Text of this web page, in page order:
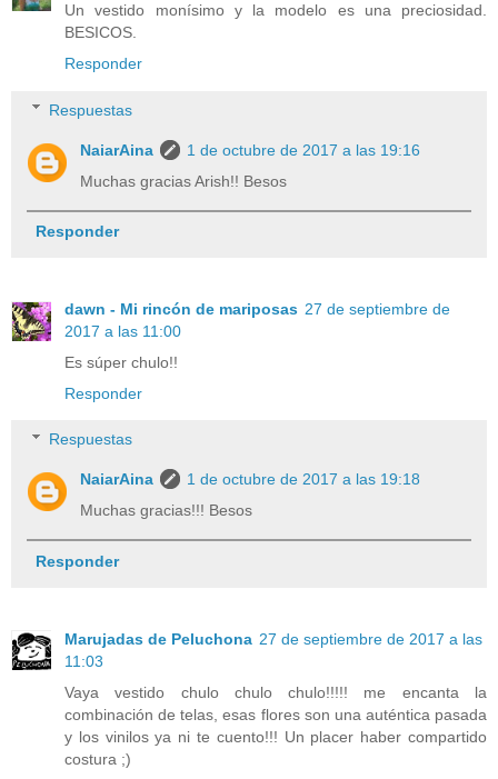
Un vestido monísimo y la modelo es una preciosidad.
BESICOS.
Responder
Respuestas
NaiarAina
1 de octubre de 2017 a las 19:16
Muchas gracias Arish!! Besos
Responder
dawn - Mi rincón de mariposas 27 de septiembre de
2017 a las 11:00
Es súper chulo!!
Responder
Respuestas
NaiarAina
1 de octubre de 2017 a las 19:18
Muchas gracias!!! Besos
Responder
Marujadas de Peluchona 27 de septiembre de 2017 a las
11:03
Vaya vestido chulo chulo chulo!!!!! me encanta la
combinación de telas, esas flores son una auténtica pasada
y los vinilos ya ni te cuento!!! Un placer haber compartido
costura ;)